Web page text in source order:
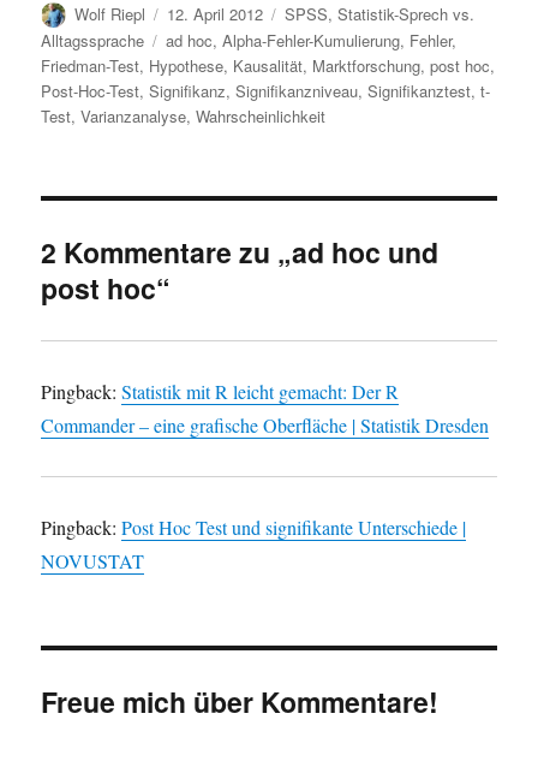
Autor
Wolf Riepl
Veröffentlicht
am
12. April 2012 Kategorien
SPSS,Statistik-Sprech vs.
Alltagssprache
Schlagwörter
ad hoc,Alpha-Fehler-Kumulierung, Fehler,
Friedman-Test, Hypothese, Kausalität, Marktforschung,post hoc,
Post-Hoc-Test,Signifikanz,Signifikanzniveau,Signifikanztest,t-
Test,Varianzanalyse,Wahrscheinlichkeit
2 Kommentare zu „ad hoc und
post hoc“
Pingback:Statistik mit R leicht gemacht: Der R
Commander – eine grafische Oberfläche | Statistik Dresden
Pingback:Post Hoc Test und signifikante Unterschiede |
NOVUSTAT
Freue mich über Kommentare!